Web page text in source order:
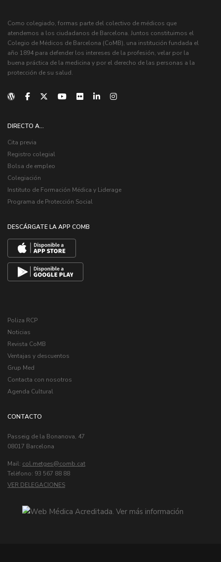
Como colegiado, formas parte del colectivo de médicos que
atendemos a los ciudadanos de Barcelona. Juntos constituimos el
Colegio de Médicos de Barcelona (CoMB), una institución fundada el
año 1894 para defender los intereses de la profesión, velar por la
buena práctica de la medicina y por el derecho de las personas a la
protección de su salud.
DIRECTO A...
Cita previa
Registro colegial
Bolsa de empleo
Colegiación
Instituto de Formación Médica y Liderage
Programa de Protección Social
DESCÁRGATE LA APP COMB
Poliza RCP
Noticias
Revista CoMB
Ventajas y descuentos
Grup Med
Contacta con nosotros
Agenda Cultural
CONTACTO
Passeig de la Bonanova, 47
08017 Barcelona
Mail: col.metges
Telèfono: 93 567 88 88
VER DELEGACIONES